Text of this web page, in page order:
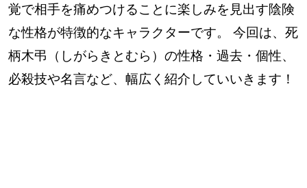
覚で相手を痛めつけることに楽しみを見出す陰険
な性格が特徴的なキャラクターです。 今回は、死
柄木弔（しがらきとむら）の性格・過去・個性、
必殺技や名言など、幅広く紹介していいきます！